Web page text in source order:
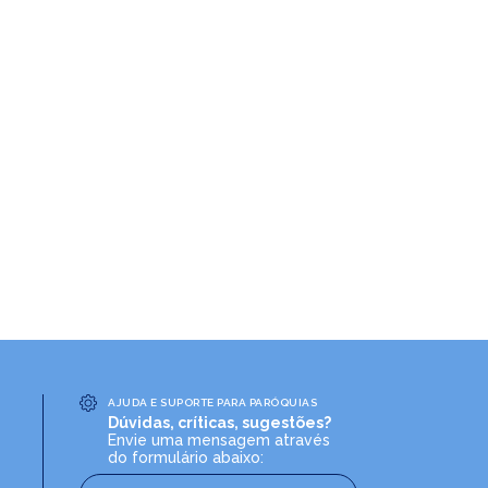
AJUDA E SUPORTE PARA PARÓQUIAS
Dúvidas, críticas, sugestões?
Envie uma mensagem através
do formulário abaixo: